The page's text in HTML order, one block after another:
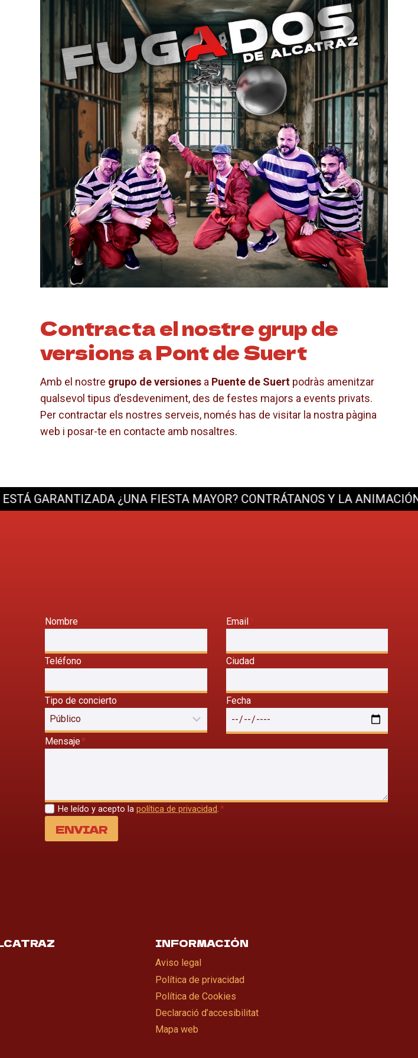
Contracta el nostre grup de
versions a Pont de Suert
Amb el nostre grupo de versiones a Puente de Suert podràs amenitzar
qualsevol tipus d’esdeveniment, des de festes majors a events privats.
Per contractar els nostres serveis, només has de visitar la nostra pàgina
web i posar-te en contacte amb nosaltres.
¿UNA FIESTA MAYOR? CONTRÁTANOS Y LA ANIMACIÓN ESTÁ
Nombre Email
Teléfono Ciudad
Tipo de concierto Fecha
Mensaje*
He leído y acepto la política de privacidad.*
ENVIAR
INFORMACIÓN
Aviso legal
Política de privacidad
Política de Cookies
Declaració d’accesibilitat
Mapa web